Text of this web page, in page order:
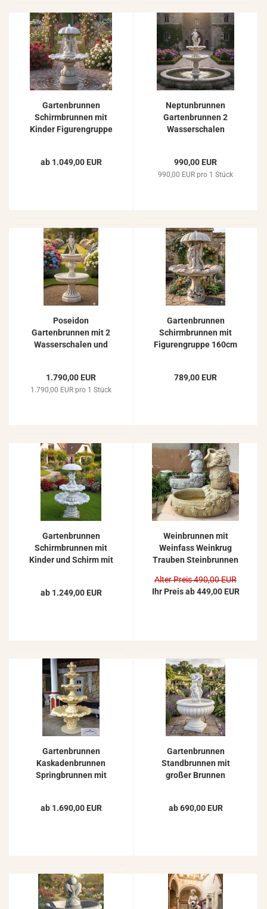
Gartenbrunnen
Schirmbrunnen mit
Kinder Figurengruppe
ab 1.049,00 EUR
Neptunbrunnen
Gartenbrunnen 2
Wasserschalen
990,00 EUR
990,00 EUR pro 1 Stück
Poseidon
Gartenbrunnen mit 2
Wasserschalen und
1.790,00 EUR
1.790,00 EUR pro 1 Stück
Gartenbrunnen
Schirmbrunnen mit
Figurengruppe 160cm
789,00 EUR
Gartenbrunnen
Schirmbrunnen mit
Kinder und Schirm mit
ab 1.249,00 EUR
Weinbrunnen mit
Weinfass Weinkrug
Trauben Steinbrunnen
Gartendekoration
Alter Preis 490,00 EUR
Ihr Preis ab 449,00 EUR
Gartenbrunnen
Kaskadenbrunnen
Springbrunnen mit
ab 1.690,00 EUR
Gartenbrunnen
Standbrunnen mit
großer Brunnen
Wasserspeier 115cm
ab 690,00 EUR